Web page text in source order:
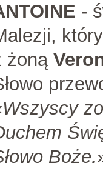
-
żoną
Wszyscy
Boże.